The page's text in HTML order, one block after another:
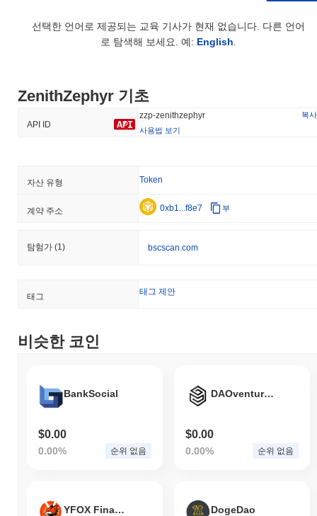
선택한 언어로 제공되는 교육 기사가 현재 없습니다. 다른 언어
로 탐색해 보세요. 예: English.
ZenithZephyr 기초
API ID
zzp-zenithzephyr
복사
사용법 보기
자산 유형 Token
계약 주소 0xb1...f8e7 부
탐험가 (1) bscscan.com
태그 태그 제안
비슷한 코인
BankSocial
$0.00
0.00% 순위 없음
DAOventures
$0.00
0.00% 순위 없음
YFOX Finance DogeDao